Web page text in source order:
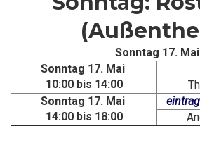
Sonntag 17. Mai
Sonntag 17. Mai
10:00 bis 14:00
Sonntag 17. Mai
14:00 bis 18:00